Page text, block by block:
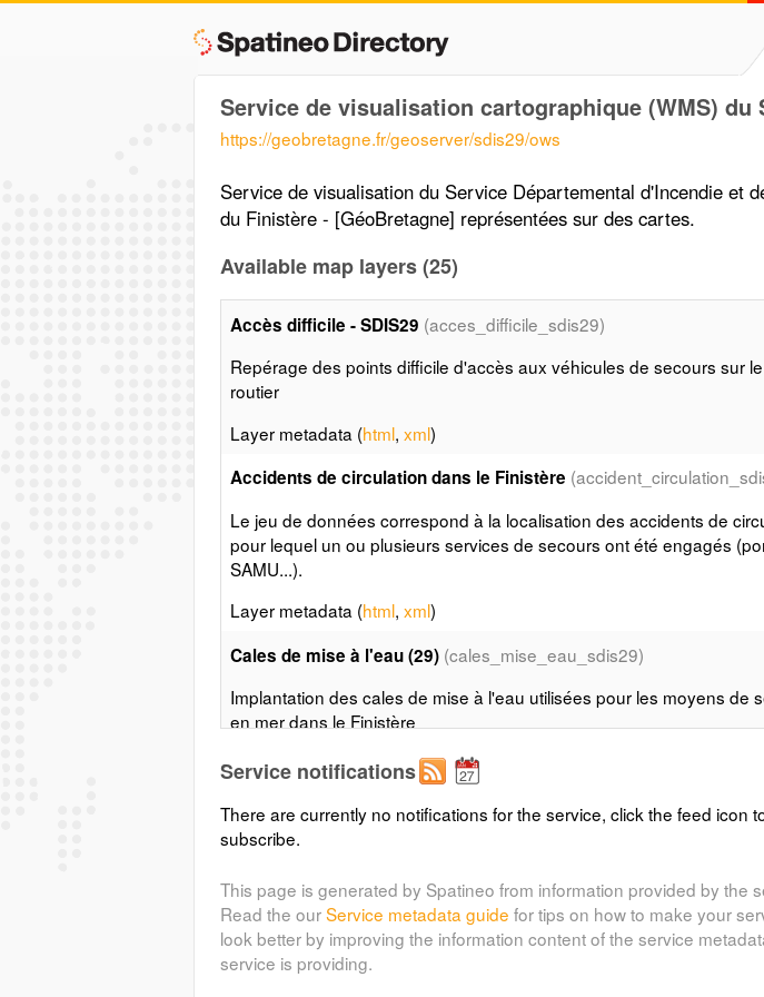
Service de visualisation cartographique (WMS) du
https://geobretagne.fr/geoserver/sdis29/ows
Service de visualisation du Service Départemental d'Incendie et
du Finistère - [GéoBretagne] représentées sur des cartes.
Available map layers (25)
Accès difficile - SDIS29 (acces_difficile_sdis29)
Repérage des points difficile d'accès aux véhicules de secours sur
routier
Layer metadata (html, xml)
Accidents de circulation dans le Finistère
Le jeu de données correspond à la localisation des accidents de
pour lequel un ou plusieurs services de secours ont été engagés
SAMU...).
Layer metadata (html, xml)
Cales de mise à l'eau (29) (cales_mise_eau_sdis29)
Implantation des cales de mise à l'eau utilisées pour les moyens de
en mer dans le Finistère
Layer metadata (html,xml)
Centres de secours (29)(centres_incendies_secours_sdis29)
Implantation des centres de secours en Finistère
Layer metadata (html, xml)
Communes concernées par le risque de rupture de barrage(29)
(cnes_barrage_sdis29)
Service notifications
There are currently no notifications for the service, click the feed icon
subscribe.
This page is generated by Spatineo from information provided by the
Read the ourService metadata guide for tips on how to make your
look better by improving the information content of the service
service is providing.